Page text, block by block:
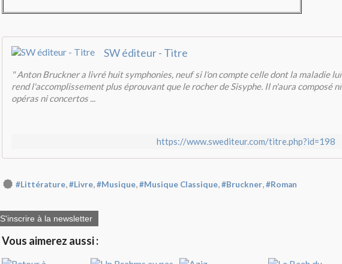
SW éditeur - Titre
" Anton Bruckner a livré huit symphonies, neuf si l'on compte celle dont la maladie lui
rend l'accomplissement plus éprouvant que le rocher de Sisyphe. Il n'aura composé ni
opéras ni concertos ...
https://www.swediteur.com/titre.php?id=198
#Littérature,#Livre,#Musique,#Musique Classique,#Bruckner,#Roman
S'inscrire à la newsletter
Vous aimerez aussi :